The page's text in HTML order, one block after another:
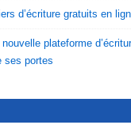
d’écriture gratuits en
nouvelle plateforme
ses portes